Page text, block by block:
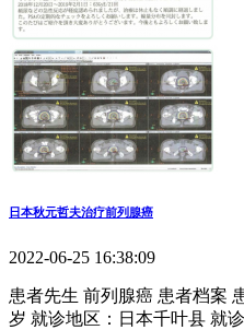
日本秋元哲夫治疗前列腺癌
2022-06-25 16:38:09
患者先生 前列腺癌 患者档案
岁 就诊地区：日本千叶县 就